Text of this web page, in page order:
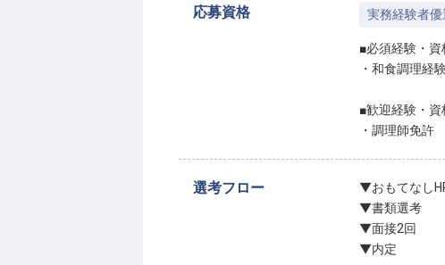
応募資格 実務経験者優
■必須経験・
・和食調理経
■歓迎経験・
・調理師免許
選考フロー
▼おもてなし
▼書類選考
▼面接2回
▼内定